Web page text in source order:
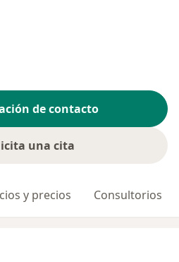
de contacto
una cita
y precios Consultorios